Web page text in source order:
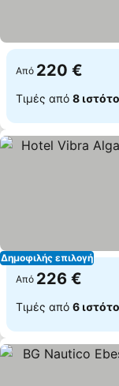
Από 220 €
Τιμές από 8
Δημοφιλής επιλογή
Από 226 €
Τιμές από 6